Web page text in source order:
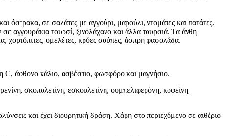
όστρακα, σε σαλάτες με αγγούρι, μαρούλι, ντομάτες και πατάτες.
αγγουράκια τουρσί, ξινολάχανο και άλλα τουρσιά. Τα άνθη
χορτόπιτες, ομελέτες, κρύες σούπες, άσπρη φασολάδα.
C, άφθονο κάλιο, ασβέστιο, φωσφόρο και μαγνήσιο.
σκοπολετίνη, εσκουλετίνη, ουμπελιφερόνη, κοφείνη,
και έχει διουρητική δράση. Χάρη στο περιεχόμενο σε αιθέριο